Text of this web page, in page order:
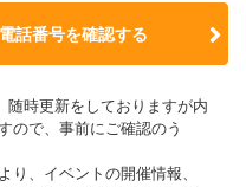
話番号を確認する
時更新をしておりますが内
ので、事前にご確認のう
、イベントの開催情報、